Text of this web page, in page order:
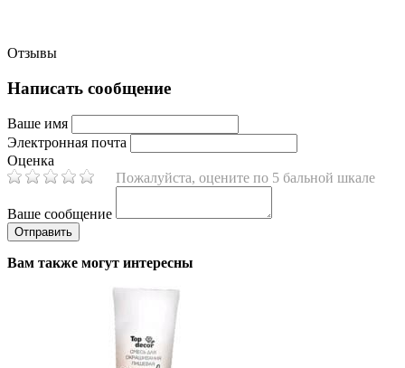
Отзывы
Написать сообщение
Ваше имя
Электронная почта
Оценка
Пожалуйста, оцените по 5 бальной шкале
Ваше сообщение
Вам также могут интересны